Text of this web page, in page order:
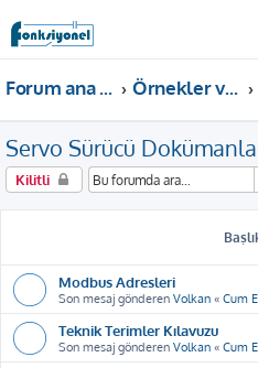
Forum ana sayfa Örnekler ve Dokümanlar
Servo Sürücü
Kilitli
Modbus Adresleri
Son mesaj gönderen Volkan « Cum
Teknik Terimler Kılavuzu
Son mesaj gönderen Volkan « Cum